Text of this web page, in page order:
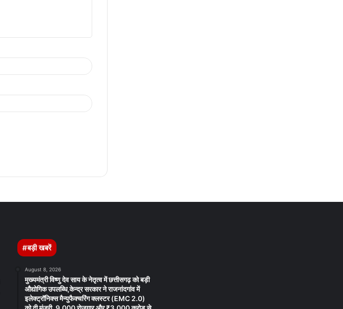
#बड़ी खबरें
August 8, 2026
मुख्यमंत्री विष्णु देव साय के नेतृत्व में छत्तीसगढ़ को बड़ी
औद्योगिक उपलब्धि,केन्द्र सरकार ने राजनांदगांव में
इलेक्ट्रॉनिक्स मैन्युफैक्चरिंग क्लस्टर (EMC 2.0)